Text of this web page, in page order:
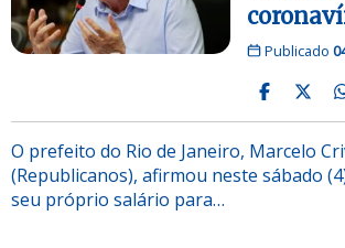
Publicado
O prefeito do Rio de Janeiro, Marcelo
(Republicanos), afirmou neste sábado
seu próprio salário para…